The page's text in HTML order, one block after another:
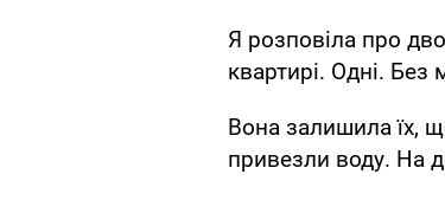
Я розповіла про
квартирі. Одні. Без
Вона залишила їх,
привезли воду. На